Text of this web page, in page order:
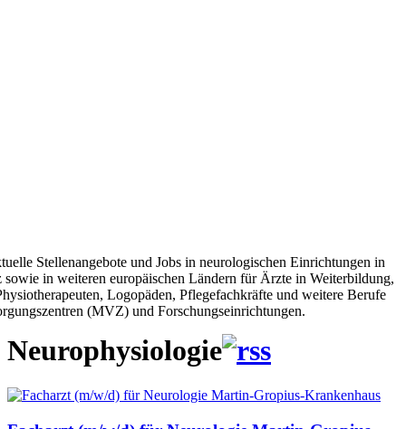
Stellenangebote und Jobs in neurologischen Einrichtungen in
in weiteren europäischen Ländern für Ärzte in Weiterbildung,
Logopäden, Pflegefachkräfte und weitere Berufe
(MVZ) und Forschungseinrichtungen.
Neurophysiologie